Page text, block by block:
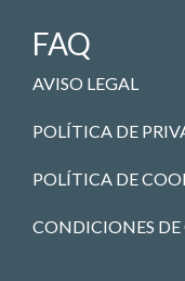
FAQ
AVISO LEGAL
POLÍTICA DE
POLÍTICA DE
CONDICIONES